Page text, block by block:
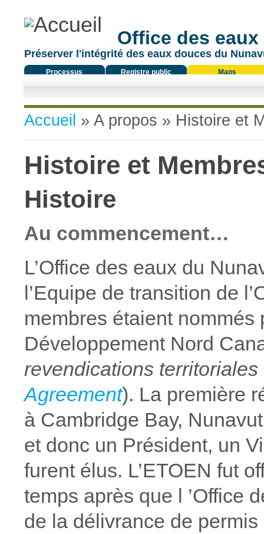
Office des
Préserver l'intégrité des eaux douces du
Processus
Registre public Maps
Vous êtes ici
Accueil » A propos » Histoire et
Histoire et
Histoire
Au commencement…
L’Office des eaux du
l’Equipe de transition de
membres étaient nommés
Développement Nord
revendications
Agreement). La première
à Cambridge Bay,
et donc un Président, un
furent élus. L’ETOEN fut
temps après que l ’Office
de la délivrance de permis